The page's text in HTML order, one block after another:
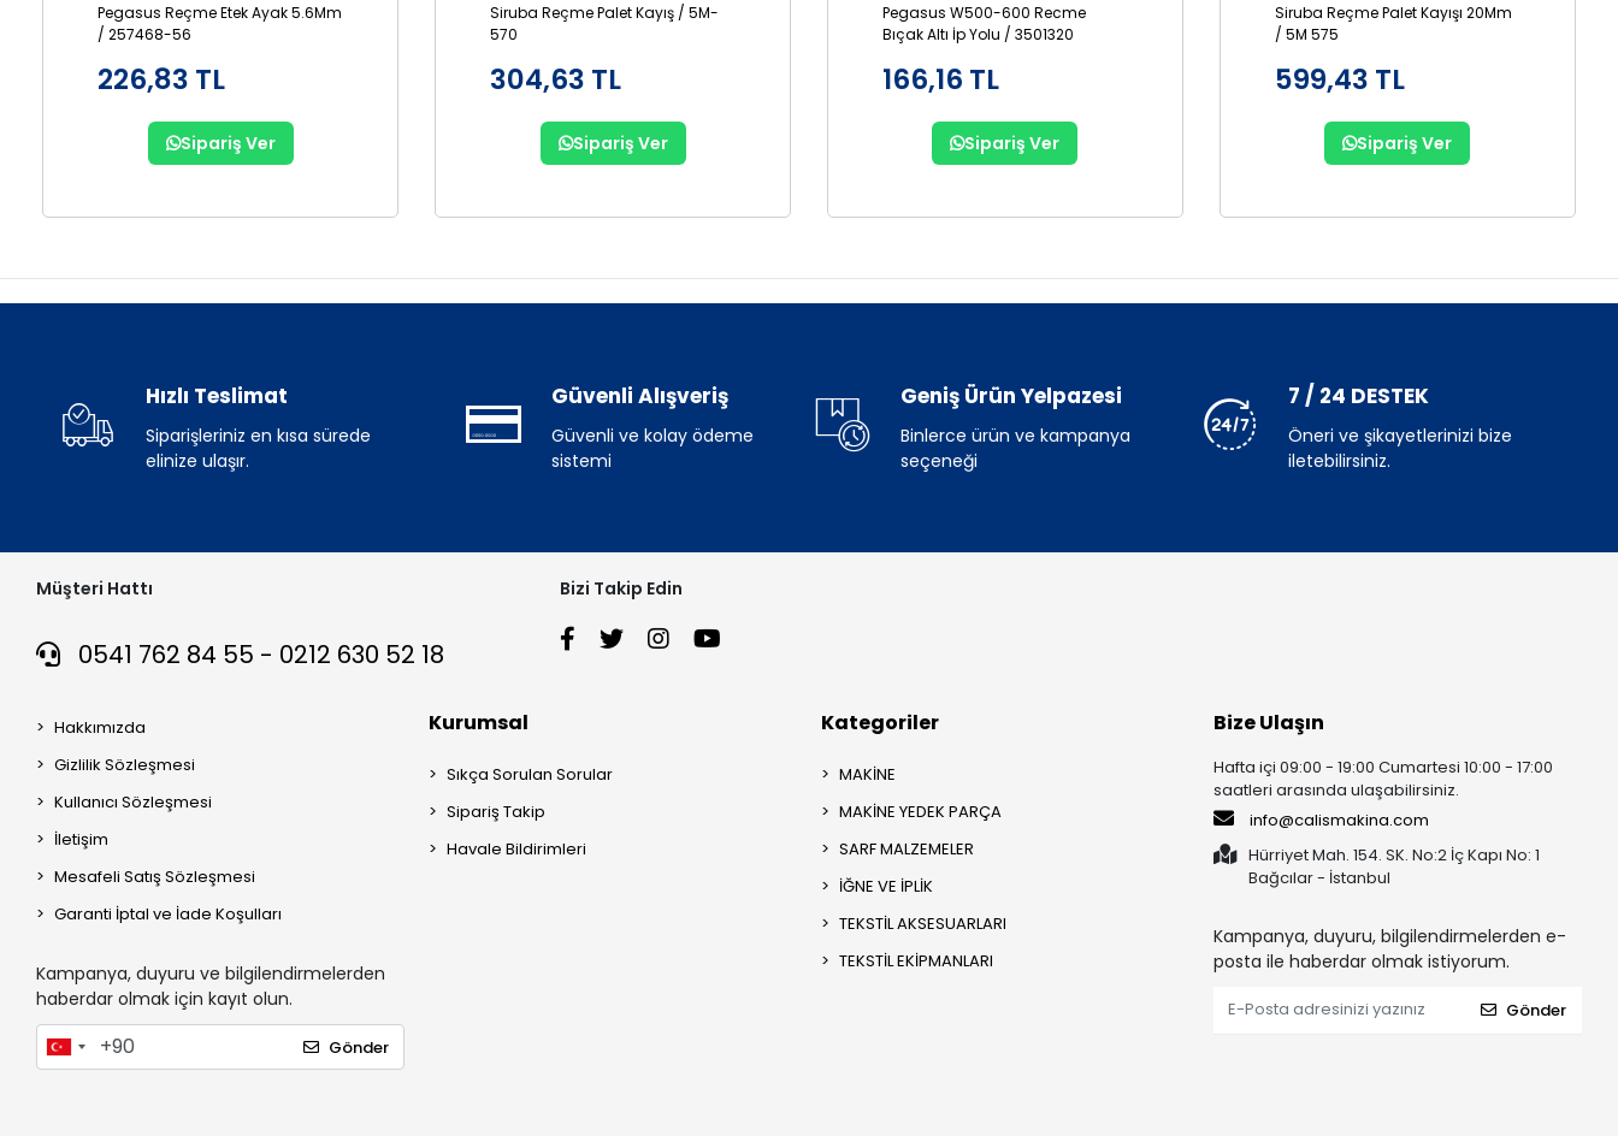
Pegasus Reçme Etek Ayak 5.6Mm
/ 257468-56
226,83 TL
Sipariş Ver
Siruba Reçme Palet Kayış / 5M-
570
304,63 TL
Sipariş Ver
Pegasus W500-600 Recme
Bıçak Altı İp Yolu / 3501320
166,16 TL
Sipariş Ver
Siruba Reçme Palet Kayışı 20Mm
/ 5M 575
599,43 TL
Sipariş Ver
Hızlı Teslimat
Siparişleriniz en kısa sürede
elinize ulaşır.
Güvenli Alışveriş
Güvenli ve kolay ödeme
sistemi
Geniş Ürün Yelpazesi
Binlerce ürün ve kampanya
seçeneği
7 / 24 DESTEK
Öneri ve şikayetlerinizi bize
iletebilirsiniz.
Müşteri Hattı
0541 762 84 55 - 0212 630 52 18
Bizi Takip Edin
Hakkımızda
Gizlilik Sözleşmesi
Kullanıcı Sözleşmesi
İletişim
Mesafeli Satış Sözleşmesi
Garanti İptal ve İade Koşulları
Kampanya, duyuru ve bilgilendirmelerden
haberdar olmak için kayıt olun.
Gönder
Kurumsal
Sıkça Sorulan Sorular
Sipariş Takip
Havale Bildirimleri
Kategoriler
MAKİNE
MAKİNE YEDEK PARÇA
SARF MALZEMELER
İĞNE VE İPLİK
TEKSTİL AKSESUARLARI
TEKSTİL EKİPMANLARI
Bize Ulaşın
Hafta içi 09:00 - 19:00 Cumartesi 10:00 - 17:00
saatleri arasında ulaşabilirsiniz.
info@calismakina.com
Hürriyet Mah. 154. SK. No:2 İç Kapı No: 1
Bağcılar - İstanbul
Kampanya, duyuru, bilgilendirmelerden e-
posta ile haberdar olmak istiyorum.
Gönder